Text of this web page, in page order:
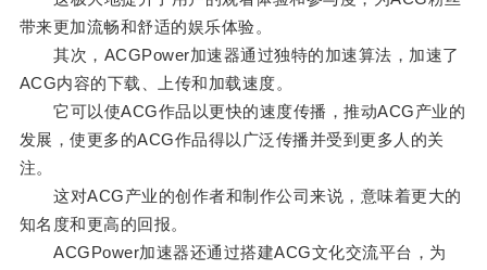
带来更加流畅和舒适的娱乐体验。
其次，ACGPower加速器通过独特的加速算法，加速了
ACG内容的下载、上传和加载速度。
它可以使ACG作品以更快的速度传播，推动ACG产业的
发展，使更多的ACG作品得以广泛传播并受到更多人的关
注。
这对ACG产业的创作者和制作公司来说，意味着更大的
知名度和更高的回报。
ACGPower加速器还通过搭建ACG文化交流平台，为